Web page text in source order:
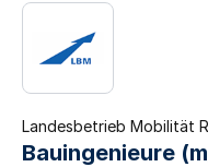
Landesbetrieb Mobilität
Bauingenieure